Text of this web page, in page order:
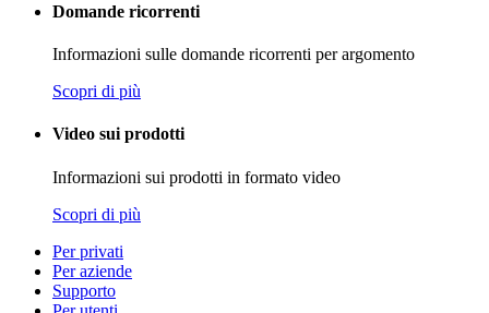
Domande ricorrenti
Informazioni sulle domande ricorrenti per argomento
Scopri di più
Video sui prodotti
Informazioni sui prodotti in formato video
Scopri di più
Per privati
Per aziende
Supporto